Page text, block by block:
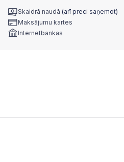
Skaidrā naudā (arī preci saņemot)
Maksājumu kartes
Internetbankas